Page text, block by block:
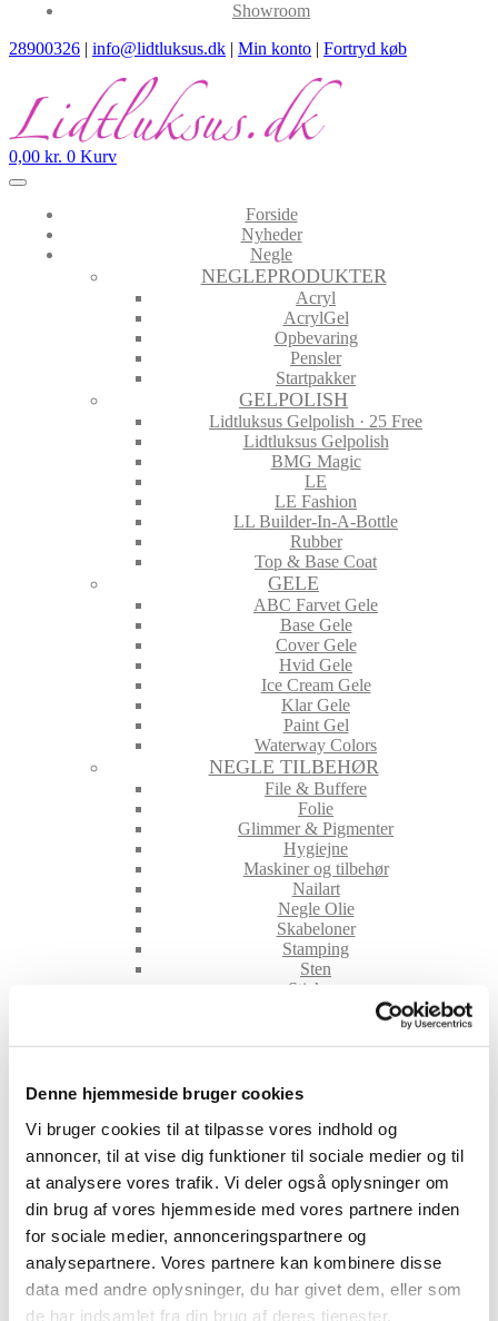
Denne hjemmeside bruger cookies
Vi bruger cookies til at tilpasse vores indhold og
annoncer, til at vise dig funktioner til sociale medier og til
at analysere vores trafik. Vi deler også oplysninger om
din brug af vores hjemmeside med vores partnere inden
for sociale medier, annonceringspartnere og
analysepartnere. Vores partnere kan kombinere disse
data med andre oplysninger, du har givet dem, eller som
de har indsamlet fra din brug af deres tjenester.
Showroom
28900326 | info@lidtluksus.dk | Min konto | Fortryd køb
0,00 kr. 0 Kurv
Forside
Nyheder
Negle
NEGLEPRODUKTER
Acryl
AcrylGel
Opbevaring
Pensler
Startpakker
GELPOLISH
Lidtluksus Gelpolish · 25 Free
Lidtluksus Gelpolish
BMG Magic
LE
LE Fashion
LL Builder-In-A-Bottle
Rubber
Top & Base Coat
GELE
ABC Farvet Gele
Base Gele
Cover Gele
Hvid Gele
Ice Cream Gele
Klar Gele
Paint Gel
Waterway Colors
NEGLE TILBEHØR
File & Buffere
Folie
Glimmer & Pigmenter
Hygiejne
Maskiner og tilbehør
Nailart
Negle Olie
Skabeloner
Stamping
Sten
Stickers
Værktøj
Valentinesdag
Påske Nailart
Kurser
Vippe Produkter
LASH LIFT
VIPPER
Silke
Volume